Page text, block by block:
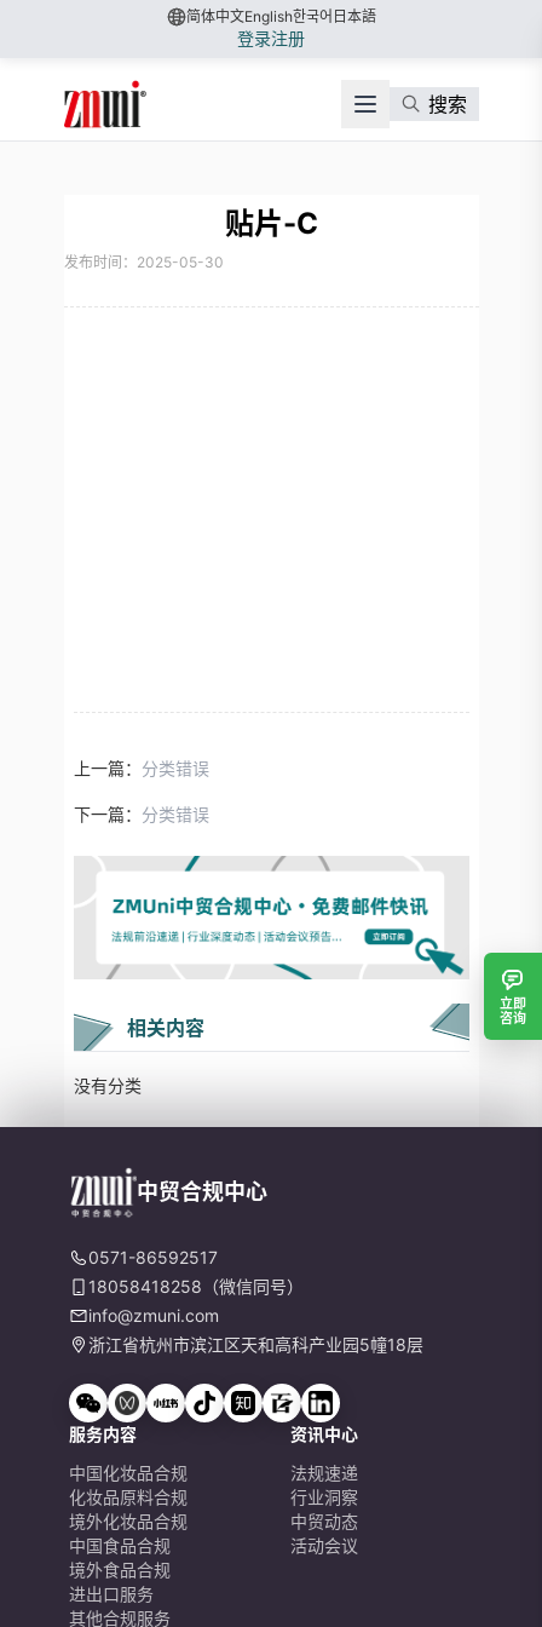
简体中文English한국어 日本語
登录注册
搜索
贴片-C
发布时间：2025-05-30
上一篇： 分类错误
下一篇： 分类错误
相关内容
没有分类
立即
咨询
中贸合规中心
0571-86592517
18058418258（微信同号）
info@zmuni.com
浙江省杭州市滨江区天和高科产业园5幢18层
服务内容
中国化妆品合规
化妆品原料合规
境外化妆品合规
中国食品合规
境外食品合规
进出口服务
其他合规服务
资讯中心
法规速递
行业洞察
中贸动态
活动会议